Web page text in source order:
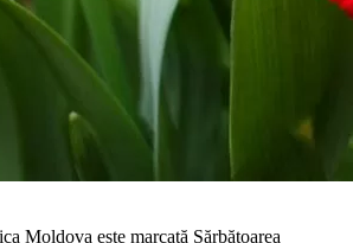
Moldova este marcată Sărbătoa­rea